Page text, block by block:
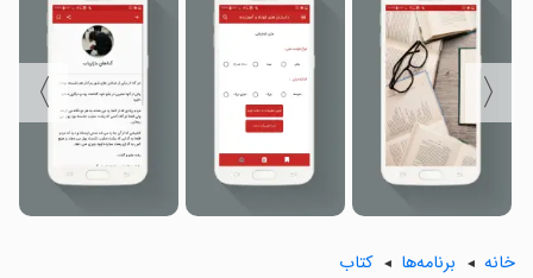
〈
〉
خانه برنامه‌ها کتاب